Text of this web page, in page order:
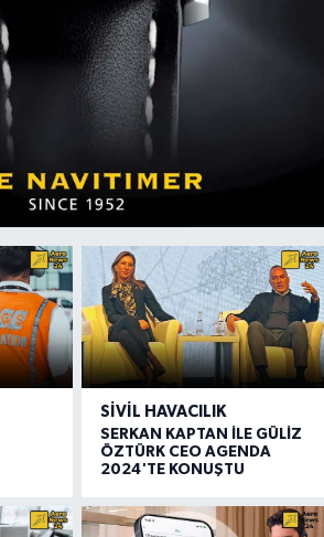
SIVIL HAVACILIK
SERKAN KAPTAN İLE GÜLİZ
ÖZTÜRK CEO AGENDA
2024'TE KONUŞTU